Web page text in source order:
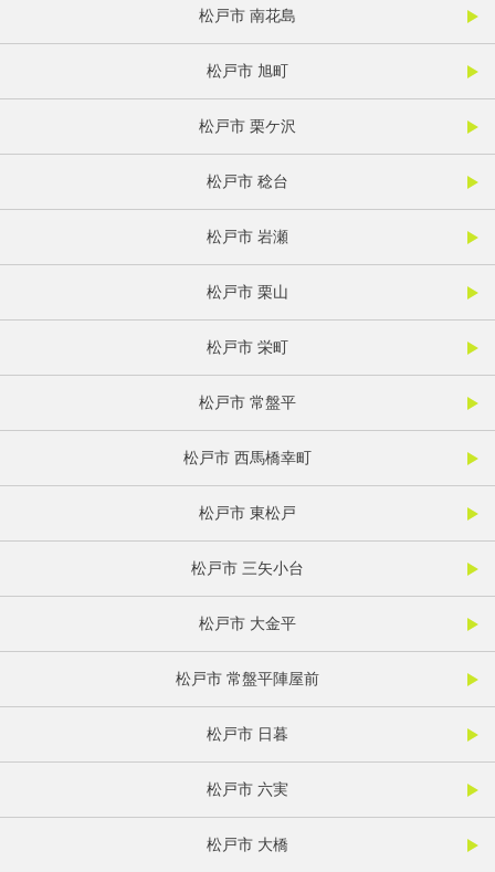
松戸市 南花島
松戸市 旭町
松戸市 栗ケ沢
松戸市 稔台
松戸市 岩瀬
松戸市 栗山
松戸市 栄町
松戸市 常盤平
松戸市 西馬橋幸町
松戸市 東松戸
松戸市 三矢小台
松戸市 大金平
松戸市 常盤平陣屋前
松戸市 日暮
松戸市 六実
松戸市 大橋